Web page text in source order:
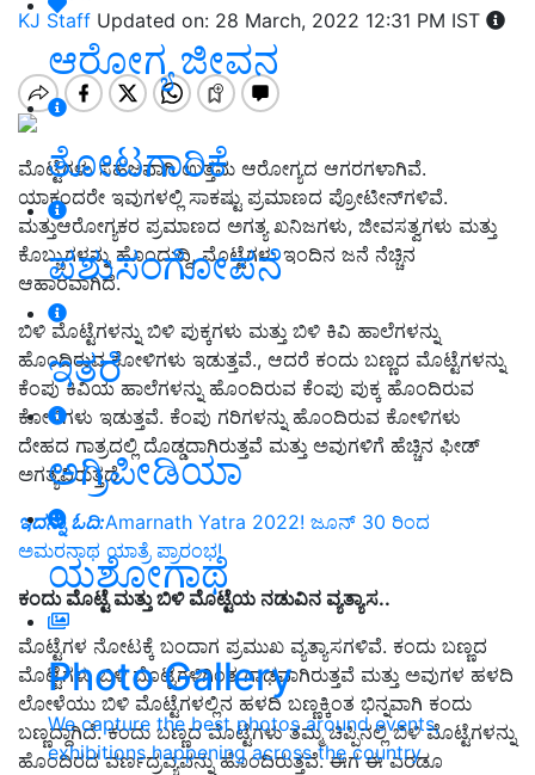
ಆರೋಗ್ಯ ಜೀವನ
ತೋಟಗಾರಿಕೆ
ಪಶುಸಂಗೋಪನೆ
ಇತರೆ
ಅಗ್ರಿಪೀಡಿಯಾ
ಯಶೋಗಾಥೆ
Photo Gallery
We capture the best photos around events,
exhibitions happening across the country
KJ Staff Updated on: 28 March, 2022 12:31 PM IST
ಮೊಟ್ಟೆಗಳು ಸಹಜವಾಗಿ ಉತ್ತಮ ಆರೋಗ್ಯದ ಆಗರಗಳಾಗಿವೆ.
ಯಾಕಂದರೇ ಇವುಗಳಲ್ಲಿ ಸಾಕಷ್ಟು ಪ್ರಮಾಣದ ಪ್ರೋಟೀನ್‌ಗಳಿವೆ.
ಮತ್ತುಆರೋಗ್ಯಕರ ಪ್ರಮಾಣದ ಅಗತ್ಯ ಖನಿಜಗಳು, ಜೀವಸತ್ವಗಳು ಮತ್ತು
ಕೊಬ್ಬುಗಳನ್ನು ಹೊಂದುದ್ದಿ, ಮೊಟ್ಟೆಗಳು ಇಂದಿನ ಜನೆ ನೆಚ್ಚಿನ
ಆಹಾರವಾಗಿದೆ.
ಬಿಳಿ ಮೊಟ್ಟೆಗಳನ್ನು ಬಿಳಿ ಪುಕ್ಕಗಳು ಮತ್ತು ಬಿಳಿ ಕಿವಿ ಹಾಲೆಗಳನ್ನು
ಹೊಂದಿರುವ ಕೋಳಿಗಳು ಇಡುತ್ತವೆ., ಆದರೆ ಕಂದು ಬಣ್ಣದ ಮೊಟ್ಟೆಗಳನ್ನು
ಕೆಂಪು ಕಿವಿಯ ಹಾಲೆಗಳನ್ನು ಹೊಂದಿರುವ ಕೆಂಪು ಪುಕ್ಕ ಹೊಂದಿರುವ
ಕೋಳಿಗಳು ಇಡುತ್ತವೆ. ಕೆಂಪು ಗರಿಗಳನ್ನು ಹೊಂದಿರುವ ಕೋಳಿಗಳು
ದೇಹದ ಗಾತ್ರದಲ್ಲಿ ದೊಡ್ಡದಾಗಿರುತ್ತವೆ ಮತ್ತು ಅವುಗಳಿಗೆ ಹೆಚ್ಚಿನ ಫೀಡ್
ಅಗತ್ಯವಿರುತ್ತದೆ.
ಇದನ್ನು ಓದಿ:Amarnath Yatra 2022! ಜೂನ್ 30 ರಿಂದ
ಅಮರನಾಥ ಯಾತ್ರೆ ಪ್ರಾರಂಭ!
ಕಂದು ಮೊಟ್ಟೆ ಮತ್ತು ಬಿಳಿ ಮೊಟ್ಟೆಯ ನಡುವಿನ ವ್ಯತ್ಯಾಸ..
ಮೊಟ್ಟೆಗಳ ನೋಟಕ್ಕೆ ಬಂದಾಗ ಪ್ರಮುಖ ವ್ಯತ್ಯಾಸಗಳಿವೆ. ಕಂದು ಬಣ್ಣದ
ಮೊಟ್ಟೆಗಳು ಬಿಳಿ ಮೊಟ್ಟೆಗಳಿಗಿಂತ ಗಾಢವಾಗಿರುತ್ತವೆ ಮತ್ತು ಅವುಗಳ ಹಳದಿ
ಲೋಳೆಯು ಬಿಳಿ ಮೊಟ್ಟೆಗಳಲ್ಲಿನ ಹಳದಿ ಬಣ್ಣಕ್ಕಿಂತ ಭಿನ್ನವಾಗಿ ಕಂದು
ಬಣ್ಣದ್ದಾಗಿದೆ. ಕಂದು ಬಣ್ಣದ ಮೊಟ್ಟೆಗಳು ತಮ್ಮ ಚಿಪ್ಪಿನಲ್ಲಿ ಬಿಳಿ ಮೊಟ್ಟೆಗಳನ್ನು
ಹೊಂದಿರದ ವರ್ಣದ್ರವ್ಯವನ್ನು ಹೊಂದಿರುತ್ತವೆ. ಈಗ ಈ ಎರಡೂ